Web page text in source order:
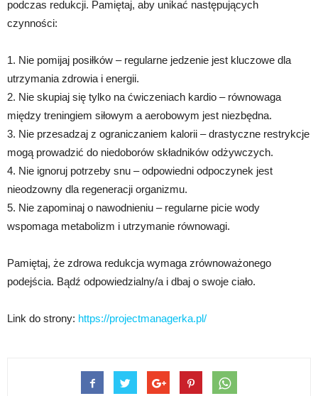
podczas redukcji. Pamiętaj, aby unikać następujących
czynności:
1. Nie pomijaj posiłków – regularne jedzenie jest kluczowe dla
utrzymania zdrowia i energii.
2. Nie skupiaj się tylko na ćwiczeniach kardio – równowaga
między treningiem siłowym a aerobowym jest niezbędna.
3. Nie przesadzaj z ograniczaniem kalorii – drastyczne restrykcje
mogą prowadzić do niedoborów składników odżywczych.
4. Nie ignoruj potrzeby snu – odpowiedni odpoczynek jest
nieodzowny dla regeneracji organizmu.
5. Nie zapominaj o nawodnieniu – regularne picie wody
wspomaga metabolizm i utrzymanie równowagi.
Pamiętaj, że zdrowa redukcja wymaga zrównoważonego
podejścia. Bądź odpowiedzialny/a i dbaj o swoje ciało.
Link do strony: https://projectmanagerka.pl/